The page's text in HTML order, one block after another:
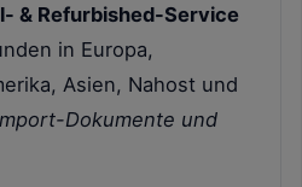
& Refurbished-Service
in Europa,
Asien, Nahost und
Dokumente und